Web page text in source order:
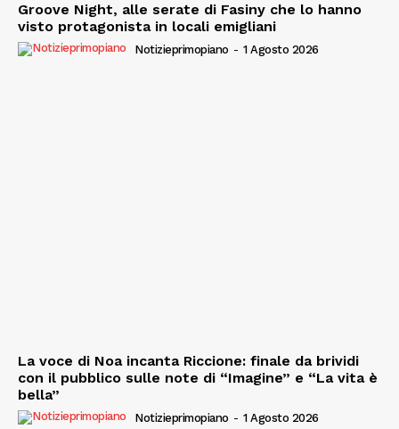
Groove Night, alle serate di Fasiny che lo hanno
visto protagonista in locali emigliani
Notizieprimopiano - 1 Agosto 2026
La voce di Noa incanta Riccione: finale da brividi
con il pubblico sulle note di “Imagine” e “La vita è
bella”
Notizieprimopiano - 1 Agosto 2026